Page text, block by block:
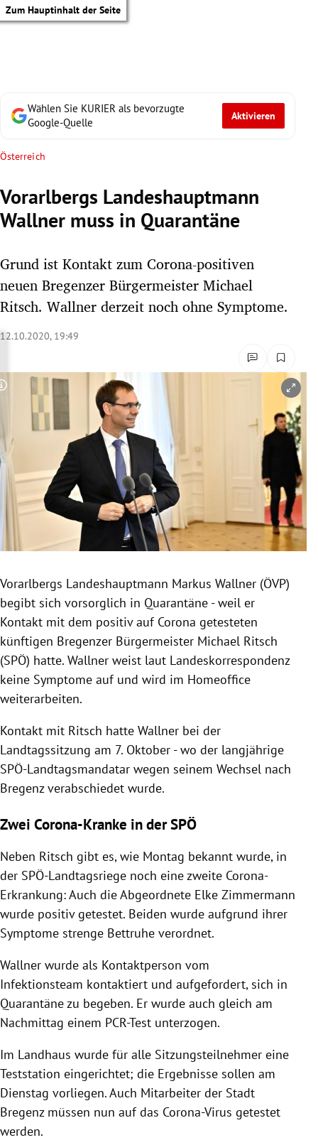
Zum Hauptinhalt der Seite
Untermenü
Untermenü
Untermenü
Untermenü
Untermenü
Untermenü
Untermenü
Wählen Sie KURIER als bevorzugte
Google-Quelle
Aktivieren
Österreich
Vorarlbergs Landeshauptmann
Wallner muss in Quarantäne
Grund ist Kontakt zum Corona-positiven
neuen Bregenzer Bürgermeister Michael
Ritsch. Wallner derzeit noch ohne Symptome.
12.10.2020, 19:49
Copyright-Hinweis öffnen/schließen
Vorarlbergs Landeshauptmann Markus Wallner (ÖVP)
begibt sich vorsorglich in Quarantäne - weil er
Kontakt mit dem positiv auf Corona getesteten
künftigen Bregenzer Bürgermeister Michael Ritsch
(SPÖ) hatte. Wallner weist laut Landeskorrespondenz
keine Symptome auf und wird im Homeoffice
weiterarbeiten.
Kontakt mit Ritsch hatte Wallner bei der
Landtagssitzung am 7. Oktober - wo der langjährige
SPÖ-Landtagsmandatar wegen seinem Wechsel nach
Bregenz verabschiedet wurde.
Zwei Corona-Kranke in der SPÖ
Neben Ritsch gibt es, wie Montag bekannt wurde, in
der SPÖ-Landtagsriege noch eine zweite Corona-
Erkrankung: Auch die Abgeordnete Elke Zimmermann
wurde positiv getestet. Beiden wurde aufgrund ihrer
Symptome strenge Bettruhe verordnet.
Wallner wurde als Kontaktperson vom
Infektionsteam kontaktiert und aufgefordert, sich in
Quarantäne zu begeben. Er wurde auch gleich am
Nachmittag einem PCR-Test unterzogen.
Im Landhaus wurde für alle Sitzungsteilnehmer eine
Teststation eingerichtet; die Ergebnisse sollen am
Dienstag vorliegen. Auch Mitarbeiter der Stadt
Bregenz müssen nun auf das Corona-Virus getestet
werden.